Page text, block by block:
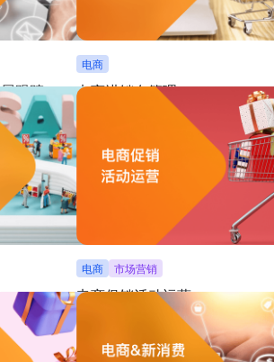
跟踪
还有数据仪表盘供管理
款情况
电商
电商进销存管理
按电商平台、库存、负责人等维度管理
成本管理查看总体商品情况及各成本分
家精细化管理
程、参与品牌与员工，
活动收益总额
电商 市场营销
电商促销活动运营
记录电商促销活动，含平台会场、玩法
玩法，及活动统计数据看板